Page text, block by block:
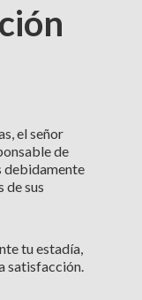
el señor
de
debidamente
de sus
tu estadía,
satisfacción.